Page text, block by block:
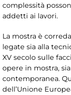
complessità
addetti ai lavori.
La mostra è
legate sia alla
XV secolo sulle
opere in mostra,
contemporanea.
dell’Unione